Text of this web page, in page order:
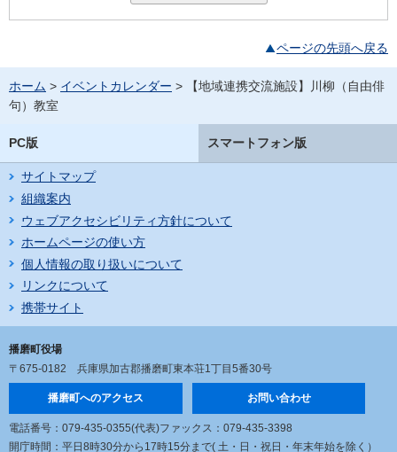
ページの先頭へ戻る
ホーム > イベントカレンダー > 【地域連携交流施設】川柳（自由俳
句）教室
PC版 スマートフォン版
サイトマップ
組織案内
ウェブアクセシビリティ方針について
ホームページの使い方
個人情報の取り扱いについて
リンクについて
携帯サイト
播磨町役場
〒675-0182 兵庫県加古郡播磨町東本荘1丁目5番30号
播磨町へのアクセス お問い合わせ
電話番号：079-435-0355(代表)ファックス：079-435-3398
開庁時間：平日8時30分から17時15分まで( 土・日・祝日・年末年始を除く）